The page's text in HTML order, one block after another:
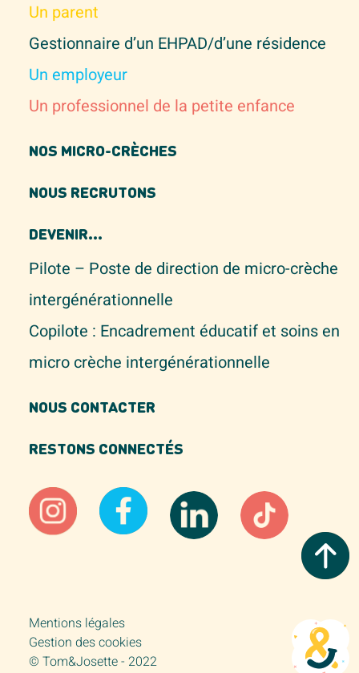
Un parent
Gestionnaire d’un EHPAD/d’une résidence
Un employeur
Un professionnel de la petite enfance
NOS MICRO-CRÈCHES
NOUS RECRUTONS
DEVENIR...
Pilote – Poste de direction de micro-crèche
intergénérationnelle
Copilote : Encadrement éducatif et soins en
micro crèche intergénérationnelle
NOUS CONTACTER
RESTONS CONNECTÉS
Mentions légales
Gestion des cookies
© Tom&Josette - 2022